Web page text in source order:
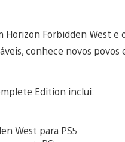
Horizon Forbidden West e
conhece novos
Edition inclui:
West para PS5